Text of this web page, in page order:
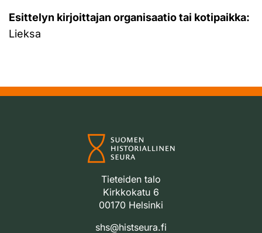
Esittelyn kirjoittajan organisaatio tai kotipaikka:
Lieksa
Tieteiden talo
Kirkkokatu 6
00170 Helsinki
shs@histseura.fi